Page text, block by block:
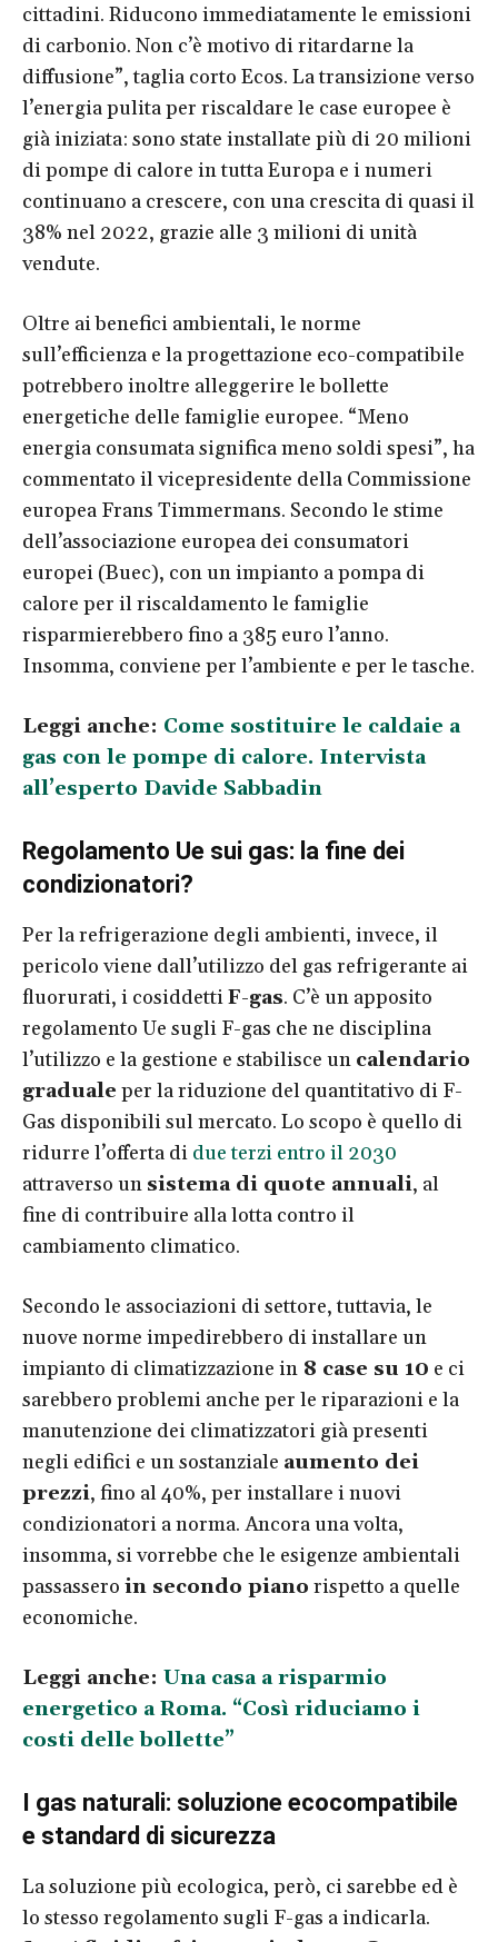
cittadini. Riducono immediatamente le emissioni
di carbonio. Non c’è motivo di ritardarne la
diffusione”, taglia corto Ecos. La transizione verso
l’energia pulita per riscaldare le case europee è
già iniziata: sono state installate più di 20 milioni
di pompe di calore in tutta Europa e i numeri
continuano a crescere, con una crescita di quasi il
38% nel 2022, grazie alle 3 milioni di unità
vendute.
Oltre ai benefici ambientali, le norme
sull’efficienza e la progettazione eco-compatibile
potrebbero inoltre alleggerire le bollette
energetiche delle famiglie europee. “Meno
energia consumata significa meno soldi spesi”, ha
commentato il vicepresidente della Commissione
europea Frans Timmermans. Secondo le stime
dell’associazione europea dei consumatori
europei (Buec), con un impianto a pompa di
calore per il riscaldamento le famiglie
risparmierebbero fino a 385 euro l’anno.
Insomma, conviene per l’ambiente e per le tasche.
Leggi anche: Come sostituire le caldaie a
gas con le pompe di calore. Intervista
all’esperto Davide Sabbadin
Regolamento Ue sui gas: la fine dei
condizionatori?
Per la refrigerazione degli ambienti, invece, il
pericolo viene dall’utilizzo del gas refrigerante ai
fluorurati, i cosiddettiF-gas. C’è un apposito
regolamento Ue sugli F-gas che ne disciplina
l’utilizzo e la gestione e stabilisce un calendario
graduale per la riduzione del quantitativo di F-
Gas disponibili sul mercato. Lo scopo è quello di
ridurre l’offerta di due terzi entro il 2030
attraverso un sistema di quote annuali, al
fine di contribuire alla lotta contro il
cambiamento climatico.
Secondo le associazioni di settore, tuttavia, le
nuove norme impedirebbero di installare un
impianto di climatizzazione in 8 case su 10 e ci
sarebbero problemi anche per le riparazioni e la
manutenzione dei climatizzatori già presenti
negli edifici e un sostanziale aumento dei
prezzi, fino al 40%, per installare i nuovi
condizionatori a norma. Ancora una volta,
insomma, si vorrebbe che le esigenze ambientali
passassero in secondo piano rispetto a quelle
economiche.
Leggi anche: Una casa a risparmio
energetico a Roma. “Così riduciamo i
costi delle bollette”
I gas naturali: soluzione ecocompatibile
e standard di sicurezza
La soluzione più ecologica, però, ci sarebbe ed è
lo stesso regolamento sugli F-gas a indicarla.